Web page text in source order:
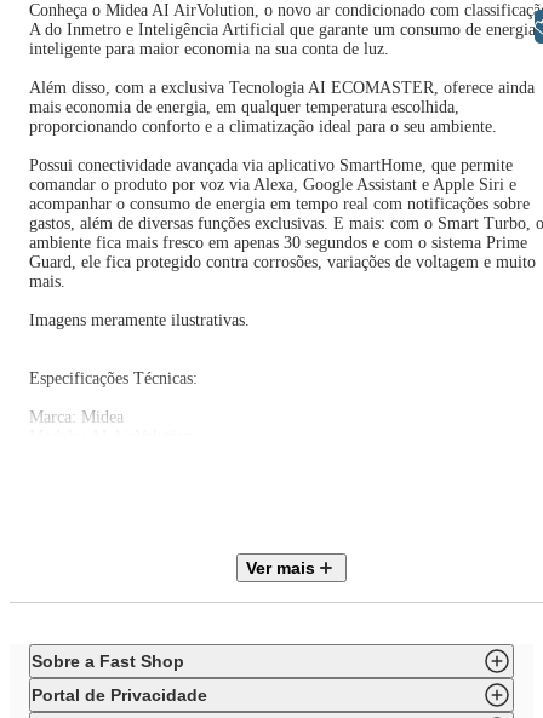
Conheça o Midea AI AirVolution, o novo ar condicionado com
A do Inmetro e Inteligência Artificial que garante um consumo de energia
inteligente para maior economia na sua conta de luz.
Além disso, com a exclusiva Tecnologia AI ECOMASTER, oferece ainda
mais economia de energia, em qualquer temperatura escolhida,
proporcionando conforto e a climatização ideal para o seu ambiente.
Possui conectividade avançada via aplicativo SmartHome, que permite
comandar o produto por voz via Alexa, Google Assistant e Apple Siri e
acompanhar o consumo de energia em tempo real com notificações sobre
gastos, além de diversas funções exclusivas. E mais: com o Smart Turbo, o
ambiente fica mais fresco em apenas 30 segundos e com o sistema Prime
Guard, ele fica protegido contra corrosões, variações de voltagem e muito
mais.
Imagens meramente ilustrativas.
Especificações Técnicas:
Marca: Midea
Capacidade (BTU/h): 18.000 BTU
Tecnologia: Inverter
Conectividade Wi-Fi: Sim
Indicador de Temperatura: Sim
Controle Remoto: Sim
Ver mais
Sobre a Fast Shop
Portal de Privacidade
Libras